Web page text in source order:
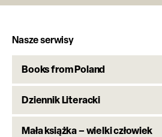
Nasze serwisy
Books from Poland
Dziennik Literacki
Mała książka – wielki człowiek